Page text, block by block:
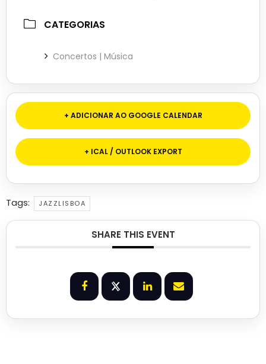
CATEGORIAS
Concertos | Música
+ ADICIONAR AO GOOGLE CALENDAR
+ ICAL / OUTLOOK EXPORT
Tags: JAZZLISBOA
SHARE THIS EVENT